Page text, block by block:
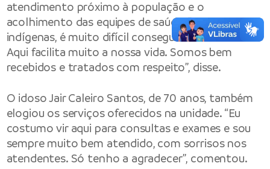
atendimento próximo à população e o
acolhimento das equipes de saúde. “Para nós,
indígenas, é muito difícil conseguir atendimento.
Aqui facilita muito a nossa vida. Somos bem
recebidos e tratados com respeito”, disse.
O idoso Jair Caleiro Santos, de 70 anos, também
elogiou os serviços oferecidos na unidade. “Eu
costumo vir aqui para consultas e exames e sou
sempre muito bem atendido, com sorrisos nos
atendentes. Só tenho a agradecer”, comentou.